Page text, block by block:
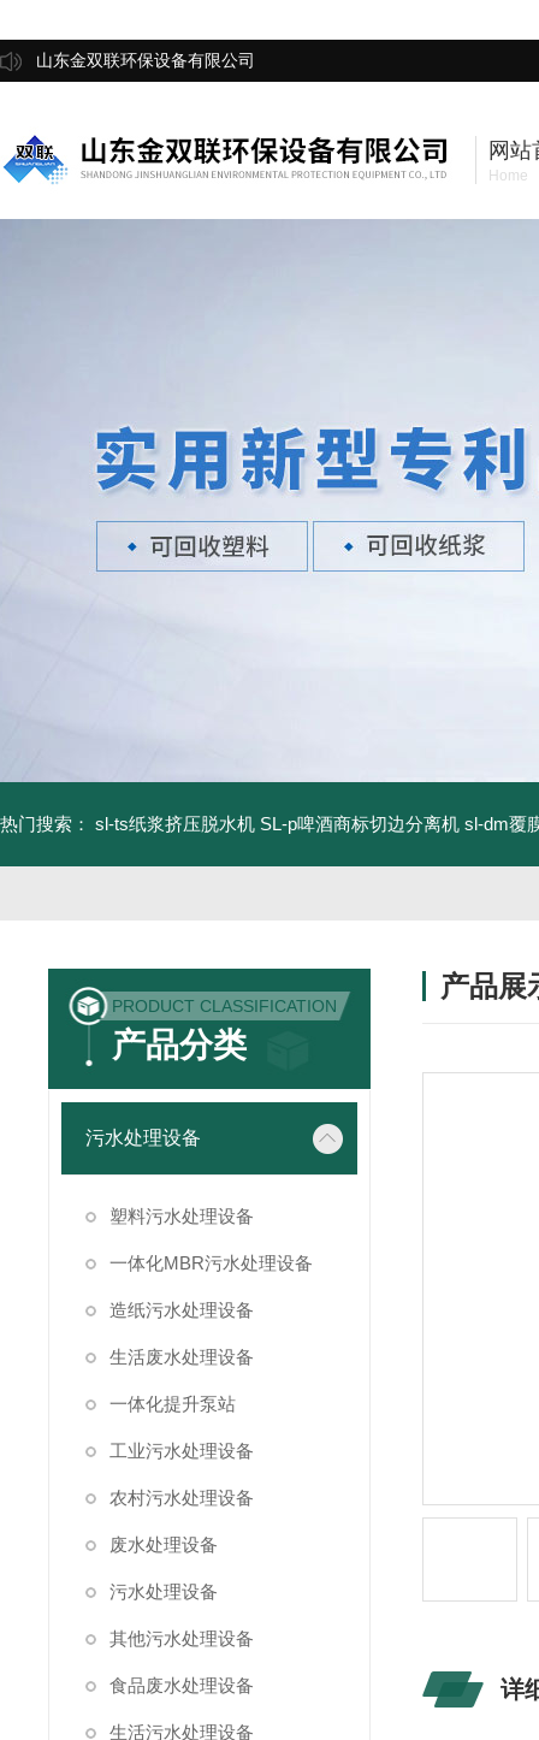
山东金双联环保设备有限公司
网站
Home
热门搜索： sl-ts纸浆挤压脱水机 SL-p啤酒商标切边分离机 sl-dm覆
PRODUCT CLASSIFICATION
产品分类
污水处理设备
塑料污水处理设备
一体化MBR污水处理设备
造纸污水处理设备
生活废水处理设备
一体化提升泵站
工业污水处理设备
农村污水处理设备
废水处理设备
污水处理设备
其他污水处理设备
食品废水处理设备
生活污水处理设备
产品展
详